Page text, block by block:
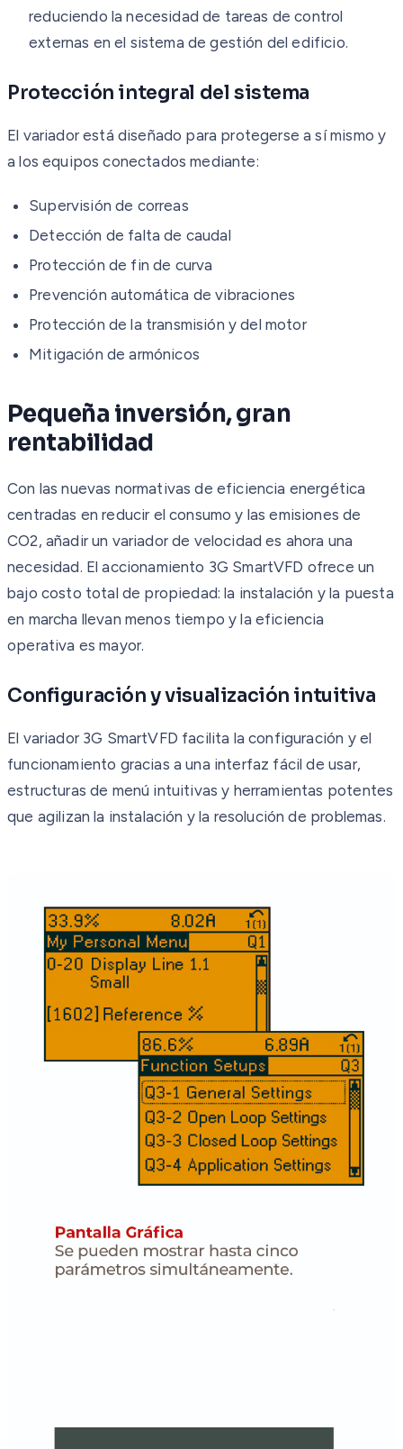
reduciendo la necesidad de tareas de control
externas en el sistema de gestión del edificio.
Protección integral del sistema
El variador está diseñado para protegerse a sí mismo y
a los equipos conectados mediante:
Supervisión de correas
Detección de falta de caudal
Protección de fin de curva
Prevención automática de vibraciones
Protección de la transmisión y del motor
Mitigación de armónicos
Pequeña inversión, gran
rentabilidad
Con las nuevas normativas de eficiencia energética
centradas en reducir el consumo y las emisiones de
CO2, añadir un variador de velocidad es ahora una
necesidad. El accionamiento 3G SmartVFD ofrece un
bajo costo total de propiedad: la instalación y la puesta
en marcha llevan menos tiempo y la eficiencia
operativa es mayor.
Configuración y visualización intuitiva
El variador 3G SmartVFD facilita la configuración y el
funcionamiento gracias a una interfaz fácil de usar,
estructuras de menú intuitivas y herramientas potentes
que agilizan la instalación y la resolución de problemas.